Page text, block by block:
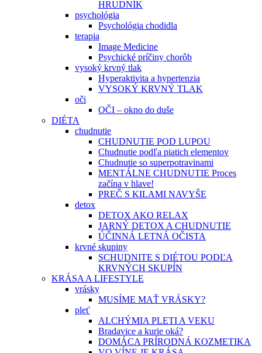
HRUDNÍK
psychológia
Psychológia chodidla
terapia
Image Medicine
Psychické príčiny chorôb
vysoký krvný tlak
Hyperaktivita a hypertenzia
VYSOKÝ KRVNÝ TLAK
oči
OČI – okno do duše
DIÉTA
chudnutie
CHUDNUTIE POD LUPOU
Chudnutie podľa piatich elementov
Chudnutie so superpotravinami
MENTÁLNE CHUDNUTIE Proces
začína v hlave!
PREČ S KILAMI NAVYŠE
detox
DETOX AKO RELAX
JARNÝ DETOX A CHUDNUTIE
ÚČINNÁ LETNÁ OČISTA
krvné skupiny
SCHUDNITE S DIÉTOU PODĽA
KRVNÝCH SKUPÍN
KRÁSA A LIFESTYLE
vrásky
MUSÍME MAŤ VRÁSKY?
pleť
ALCHÝMIA PLETI A VEKU
Bradavice a kurie oká?
DOMÁCA PRÍRODNÁ KOZMETIKA